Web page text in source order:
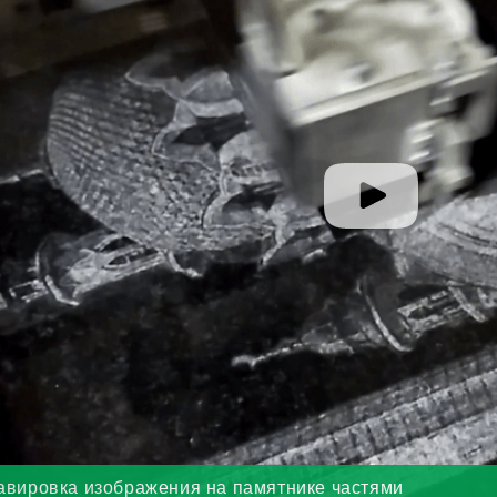
изображения на памятнике частями